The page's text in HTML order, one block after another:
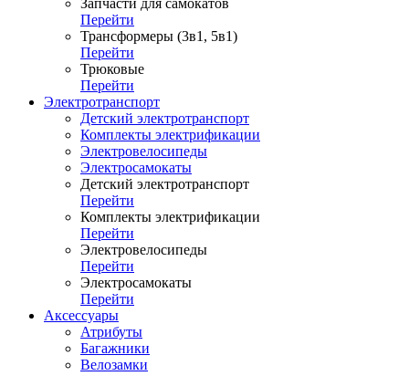
Запчасти для самокатов
Перейти
Трансформеры (3в1, 5в1)
Перейти
Трюковые
Перейти
Электротранспорт
Детский электротранспорт
Комплекты электрификации
Электровелосипеды
Электросамокаты
Детский электротранспорт
Перейти
Комплекты электрификации
Перейти
Электровелосипеды
Перейти
Электросамокаты
Перейти
Аксессуары
Атрибуты
Багажники
Велозамки